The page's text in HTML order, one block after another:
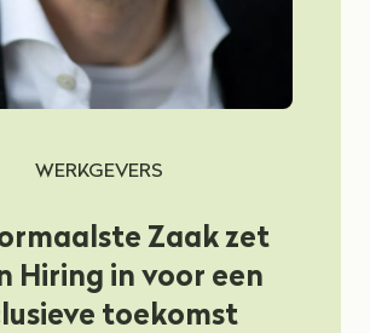
WERKGEVERS
Zaak zet
Hiring in voor een
toekomst